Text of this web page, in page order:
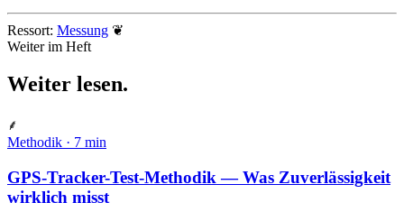
Ressort: Messung ❦
Weiter im Heft
Weiter lesen.
⸙
Methodik · 7 min
GPS-Tracker-Test-Methodik — Was Zuverlässigkeit
wirklich misst